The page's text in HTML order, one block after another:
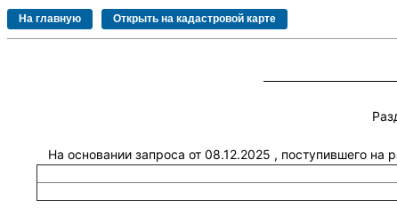
На основании запроса от 08.12.2025 , поступившего